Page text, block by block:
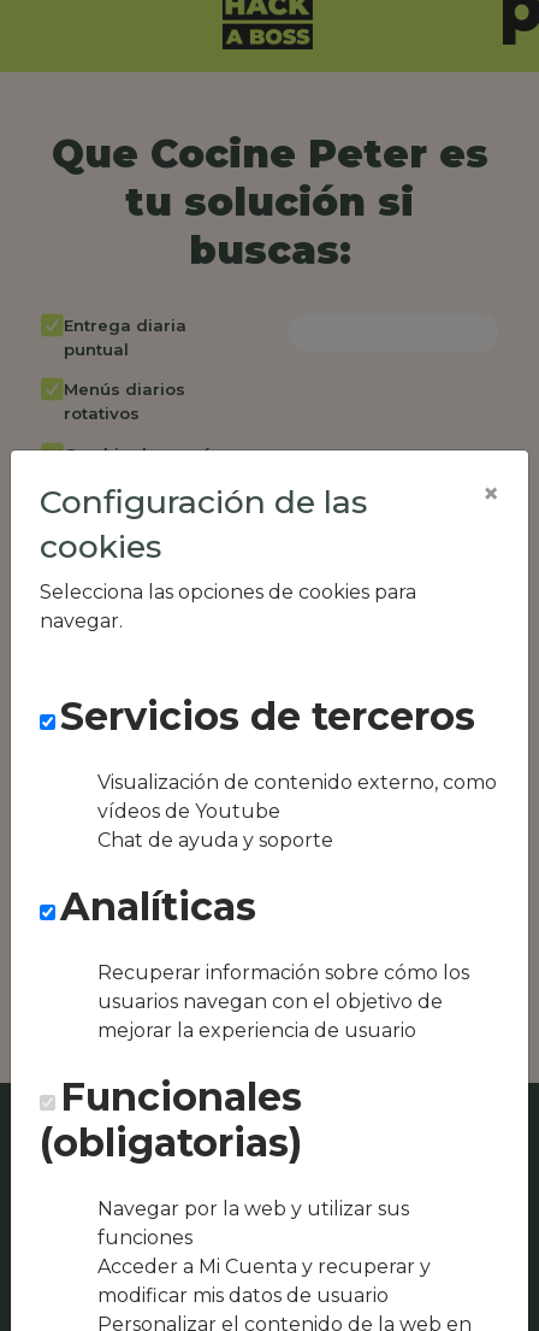
Que Cocine Peter es
tu solución si
buscas:
Entrega diaria
puntual
Menús diarios
rotativos
Cambio de menú
Factura única
Acceso individual
empleados
Opción de catering
Compatible con
Conseguimos la
oferta local de tu
zona, como podría
Sierra de Cazorla o
Villa Turística de
Cazorla
Configuración de las
cookies
Selecciona las opciones de cookies para
navegar.
×
Servicios de terceros
Visualización de contenido externo, como
vídeos de Youtube
Chat de ayuda y soporte
Analíticas
Recuperar información sobre cómo los
usuarios navegan con el objetivo de
mejorar la experiencia de usuario
Funcionales
(obligatorias)
Navegar por la web y utilizar sus
funciones
Acceder a Mi Cuenta y recuperar y
modificar mis datos de usuario
Personalizar el contenido de la web en